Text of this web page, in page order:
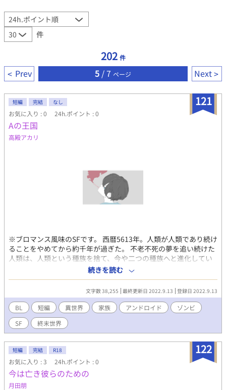
件
202 件
Prev 5 / 7 ページ Next
121
短編 完結 なし
お気に入り : 0 24h.ポイント : 0
Aの王国
高殿アカリ
※ブロマンス風味のSFです。 西暦5613年。人類が人類であり続け
ることをやめてから約千年が過ぎた。 不老不死の夢を追い続けた
人類は、人類という種族を捨て、今や二つの種族へと進化してい
た。 工藤製薬が生み出した新薬を用い、細胞を未来永劫再生させ
る力を人体に取り入れた種族、アンデッド。 クロイツァー製の機
械身体を持ち、そこに自らの記憶や感情、思考回路の癖などを付
与した電子チップを埋め込んだ種族、アンドロイド。 彼らはヒト
であって、ヒトでなく。強いて言うならば、かつてヒトであった
新型生命体である。 彼らが地球に存在し始めてから数千年の時間
を経て、元々のパーソナリティがどれほど自我に影響を残してい
るのかすら解析不能となって久しい。 千年前に終ぞ最後の純真た
る人類がその命を引き取り、後に残されたのは人類の究極の科学
が生み出した不老不死の者たちだけであった。 永遠に終わらない
命に、娯楽と愉悦、それから刺激を求めて直親とミヒャエルはハ
コニワ・メンタルクリニックを開院したのだった。 彼らの元には
毎晩大小様々な依頼がやってくる。 それは時として精神医療の領
続きを読む
文字数 38,255 最終更新日 2022.9.13 登録日 2022.9.13
BL 短編 異世界 家族 アンドロイド
ゾンビ
SF
終末世界
122
短編 完結 R18
お気に入り : 3 24h.ポイント : 0
今は亡き彼らのための
月田朋